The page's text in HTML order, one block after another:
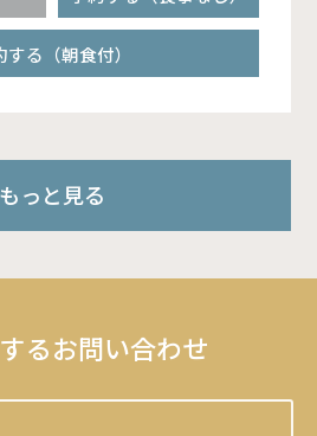
する（朝食付）
もっと見る
るお問い合わせ